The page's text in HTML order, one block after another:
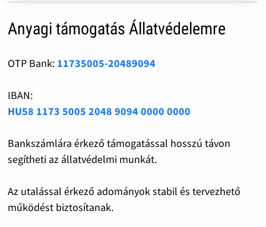
Anyagi támogatás Állatvédelemre
OTP Bank: 11735005-20489094
IBAN:
HU58 1173 5005 2048 9094 0000 0000
Bankszámlára érkező támogatással hosszú távon
segítheti az állatvédelmi munkát.
Az utalással érkező adományok stabil és tervezhető
működést biztosítanak.